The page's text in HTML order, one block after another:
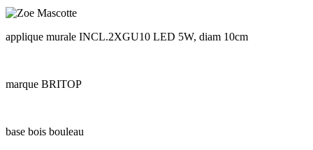
applique murale INCL.2XGU10 LED 5W, diam 10cm
marque BRITOP
base bois bouleau